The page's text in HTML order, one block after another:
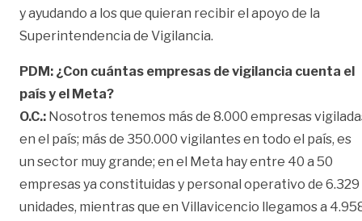
y ayudando a los que quieran recibir el apoyo de la
Superintendencia de Vigilancia.
PDM: ¿Con cuántas empresas de vigilancia cuenta el
país y el Meta?
O.C.: Nosotros tenemos más de 8.000 empresas
en el país; más de 350.000 vigilantes en todo el país, es
un sector muy grande; en el Meta hay entre 40 a 50
empresas ya constituidas y personal operativo de 6.329
unidades, mientras que en Villavicencio llegamos a